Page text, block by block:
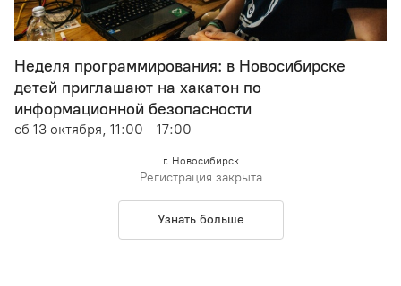
Неделя программирования: в Новосибирске
детей приглашают на хакатон по
информационной безопасности
сб 13 октября, 11:00 - 17:00
г. Новосибирск
Регистрация закрыта
Узнать больше